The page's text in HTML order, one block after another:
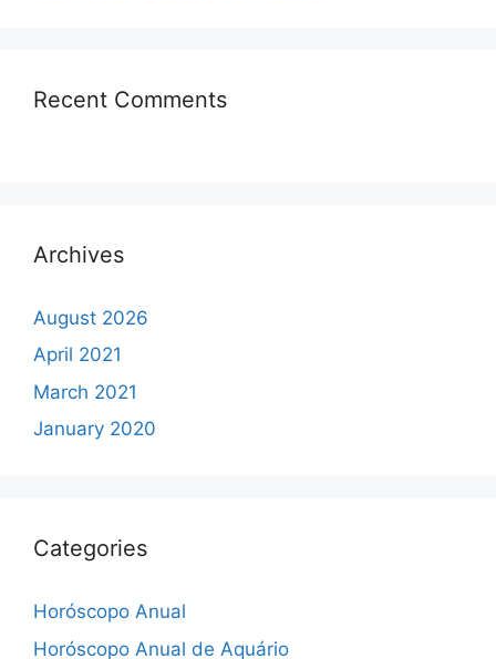
Recent Comments
Archives
August 2026
April 2021
March 2021
January 2020
Categories
Horóscopo Anual
Horóscopo Anual de Aquário